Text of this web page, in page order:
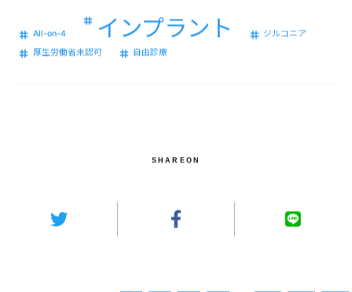
All-on-4 インプラント
ジルコニア
厚生労働省未認可
自由診療
SHAREON